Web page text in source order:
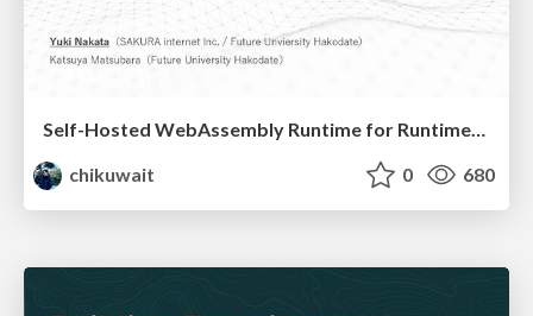
Self-Hosted WebAssembly Runtime for Runtime-Neutral Checkpoint/Restore in Edge–Cloud Continuum
chikuwait
0 680